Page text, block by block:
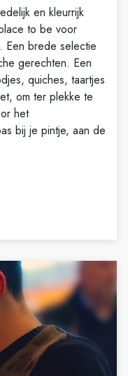
en kleurrijk
to be voor
Een brede selectie
gerechten. Een
quiches, taartjes
om ter plekke te
het
bij je pintje, aan de